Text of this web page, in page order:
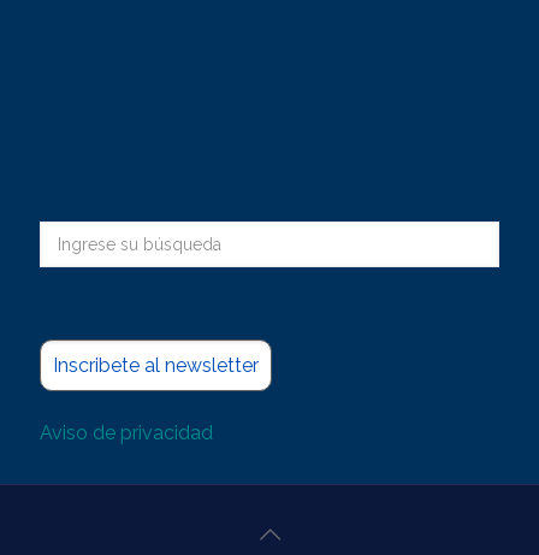
Inscribete al newsletter
Aviso de privacidad